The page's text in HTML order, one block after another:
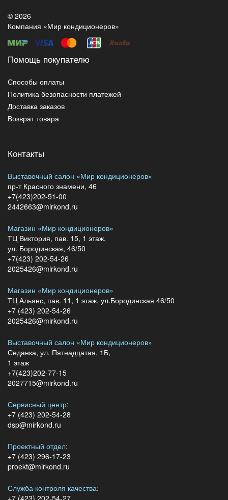
© 2026
Компания «Мир кондиционеров»
Помощь покупателю
Способы оплаты
Политика безопасности платежей
Доставка заказов
Возврат товара
Контакты
Выставочный салон «Мир кондиционеров»
пр-т Красного знамени, 46
+7(423)202-51-00
2442663@mirkond.ru
Магазин «Мир кондиционеров»
ТЦ Виктория, пав. 15, 1 этаж,
ул. Бородинская, 46/50
+7(423) 202-54-26
2025426@mirkond.ru
Магазин «Мир кондиционеров»
ТЦ Альянс, пав. 11, 1 этаж, ул.Бородинская 46/50
+7 (423) 202-54-26
2025426@mirkond.ru
Выставочный салон «Мир кондиционеров»
Седанка, ул. Пятнадцатая, 1Б,
1 этаж
+7(423)202-77-15
2027715@mirkond.ru
Сервисный центр:
+7 (423) 202-54-28
dsp@mirkond.ru
Проектный отдел:
+7 (423) 296-17-23
proekt@mirkond.ru
Служба контроля качества:
+7 (423) 202-54-27